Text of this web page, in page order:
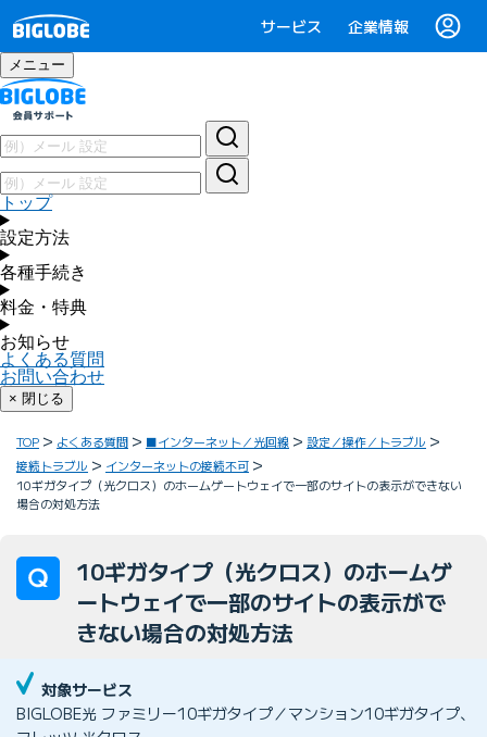
サービス 企業情報
メニュー
トップ
設定方法
各種手続き
料金・特典
お知らせ
よくある質問
お問い合わせ
× 閉じる
TOP よくある質問 ■インターネット／光回線
設定／操作／トラブル
接続トラブル
インターネットの接続不可
10ギガタイプ（光クロス）のホームゲートウェイで一部のサイトの表示ができない
場合の対処方法
10ギガタイプ（光クロス）のホームゲ
ートウェイで一部のサイトの表示がで
きない場合の対処方法
対象サービス
BIGLOBE光 ファミリー10ギガタイプ／マンション10ギガタイプ、